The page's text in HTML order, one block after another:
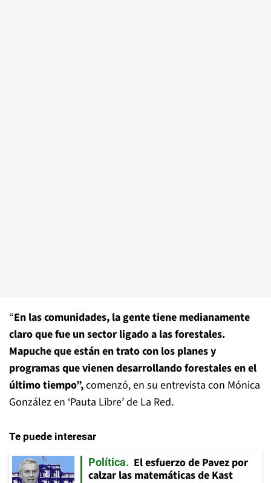
“En las comunidades, la gente tiene medianamente
claro que fue un sector ligado a las forestales.
Mapuche que están en trato con los planes y
programas que vienen desarrollando forestales en el
último tiempo”,comenzó, en su entrevista con Mónica
González en ‘Pauta Libre’ de La Red.
Te puede interesar
Política
El esfuerzo de Pavez por
calzar las matemáticas de Kast